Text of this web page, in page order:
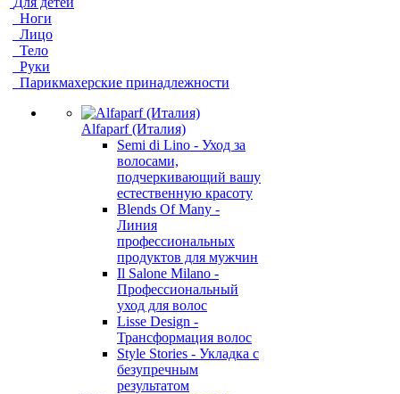
Ноги
Лицо
Тело
Руки
Парикмахерские принадлежности
Alfaparf (Италия)
Semi di Lino - Уход за
волосами,
подчеркивающий вашу
естественную красоту
Blends Of Many -
Линия
профессиональных
продуктов для мужчин
Il Salone Milano -
Профессиональный
уход для волос
Lisse Design -
Трансформация волос
Style Stories - Укладка с
безупречным
результатом